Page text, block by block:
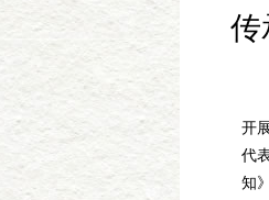
传
开
代
知